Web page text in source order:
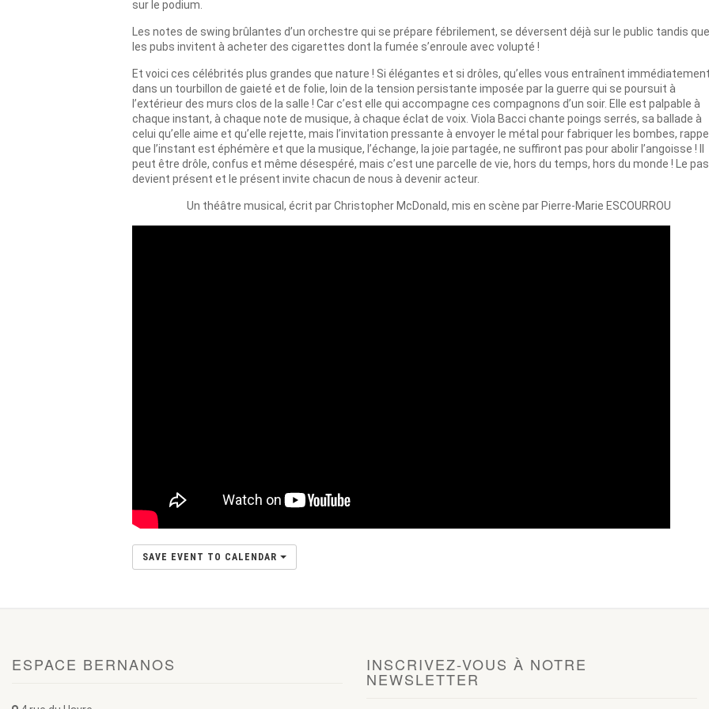
sur le podium.
Les notes de swing brûlantes d’un orchestre qui se prépare fébrilement, se déversent déjà sur le public tandis que
les pubs invitent à acheter des cigarettes dont la fumée s’enroule avec volupté !
Et voici ces célébrités plus grandes que nature ! Si élégantes et si drôles, qu’elles vous entraînent immédiatement
dans un tourbillon de gaieté et de folie, loin de la tension persistante imposée par la guerre qui se poursuit à
l’extérieur des murs clos de la salle ! Car c’est elle qui accompagne ces compagnons d’un soir. Elle est palpable à
chaque instant, à chaque note de musique, à chaque éclat de voix. Viola Bacci chante poings serrés, sa ballade à
celui qu’elle aime et qu’elle rejette, mais l’invitation pressante à envoyer le métal pour fabriquer les bombes,
que l’instant est éphémère et que la musique, l’échange, la joie partagée, ne suffiront pas pour abolir l’angoisse ! Il
peut être drôle, confus et même désespéré, mais c’est une parcelle de vie, hors du temps, hors du monde ! Le
devient présent et le présent invite chacun de nous à devenir acteur.
Un théâtre musical, écrit par Christopher McDonald, mis en scène par Pierre-Marie ESCOURROU
SAVE EVENT TO CALENDAR
ESPACE BERNANOS INSCRIVEZ-VOUS À NOTRE
NEWSLETTER